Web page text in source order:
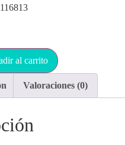
al carrito
Valoraciones (0)